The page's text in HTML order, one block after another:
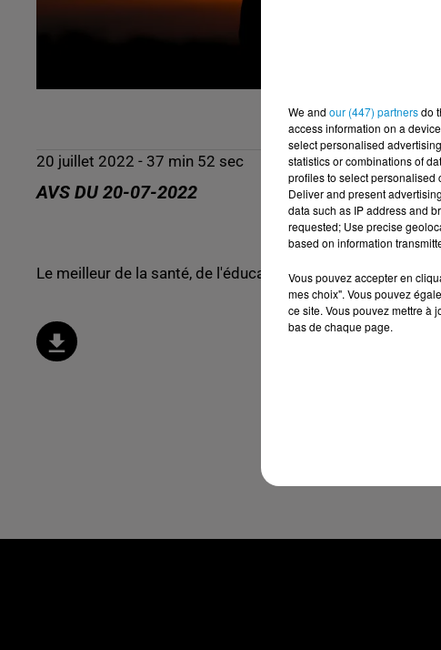
20 juillet 2022 - 37 min 52 sec
AVS DU 20-07-2022
Le meilleur de la santé, de l'éducation et du bien être !
We and our (447) partnersdo
access information on a
select personalised
statistics or combinations of
profiles to select personalised
Deliver and present
data such as IP address and
requested; Use precise
based on information
Vous pouvez accepter en
mes choix". Vous pouvez
ce site. Vous pouvez mettre à
bas de chaque page.